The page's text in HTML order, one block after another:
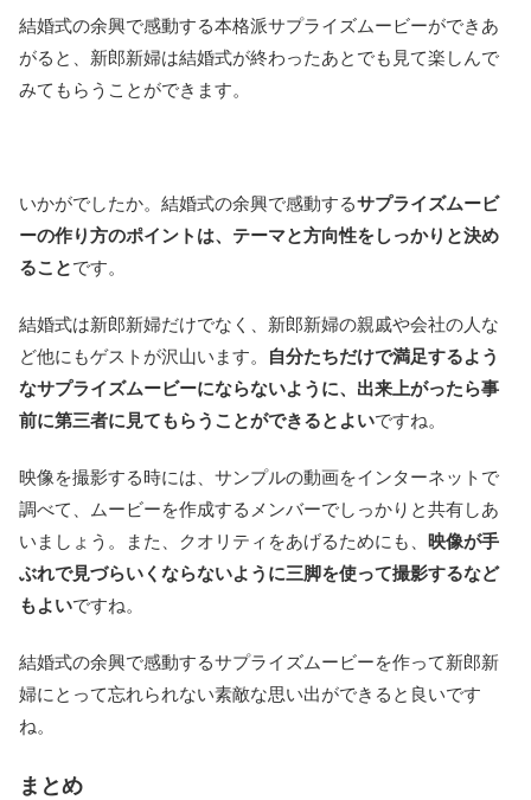
結婚式の余興で感動する本格派サプライズムービーができあ
がると、新郎新婦は結婚式が終わったあとでも見て楽しんで
みてもらうことができます。
いかがでしたか。結婚式の余興で感動するサプライズムービ
ーの作り方のポイントは、テーマと方向性をしっかりと決め
ることです。
結婚式は新郎新婦だけでなく、新郎新婦の親戚や会社の人な
ど他にもゲストが沢山います。
自分たちだけで満足するよう
なサプライズムービーにならないように、出来上がったら事
前に第三者に見てもらうことができるとよいですね。
映像を撮影する時には、サンプルの動画をインターネットで
調べて、ムービーを作成するメンバーでしっかりと共有しあ
いましょう。また、クオリティをあげるためにも、 映像が手
ぶれで見づらいくならないように三脚を使って撮影するなど
もよいですね。
結婚式の余興で感動するサプライズムービーを作って新郎新
婦にとって忘れられない素敵な思い出ができると良いです
ね。
まとめ